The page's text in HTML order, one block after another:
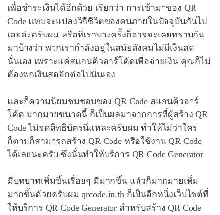
เพื่อชำระเงินได้อีกด้วย เรียกว่า การเข้ามาของ QR
Code แทบจะแปลงวิถีชีวิตของคนภายในปัจจุบันกันไป
เลยล่ะครับผม หรือที่เราบางครั้งก็อาจจะเคยทราบกัน
มาบ้างว่า พวกเรากำลังอยู่ในสมัยสังคมไม่มีเงินสด
นั่นเอง เพราะแค่สแกนคิวอาร์โค้ดเพื่อจ่ายเงิน คุณก็ไม่
ต้องพกเงินสดอีกต่อไปนั่นเอง
และก็ความนิยมชมชอบของ QR Code สแกนคิวอาร์
โค้ด มากมายขนาดนี้ ก็เป็นผลมาจากการที่ผู้สร้าง QR
Code ไม่จดสิทธิบัตรนี่แหละครับผม ทำให้ไม่ว่าใคร
ก็ตามก็สามารถสร้าง QR Code หรือใช้งาน QR Code
ได้เลยนะครับ ซึ่งนั่นทำให้บริการ QR Code Generator
มีบทบาทเพิ่มขึ้นเรื่อยๆ มีมากขึ้น แล้วก็มากมายเพิ่ม
มากขึ้นด้วยครับผม qrcode.in.th ก็เป็นอีกหนึ่งเว็บไซต์ที่
ให้บริการ QR Code Generator สำหรับสร้าง QR Code